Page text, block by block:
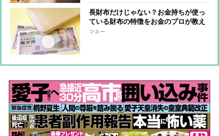
長財布だけじゃない？お金持ちが使っ
ている財布の特徴をお金のプロが教え
る
マネー